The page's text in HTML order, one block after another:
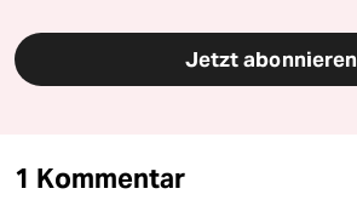
Jetzt abonnieren
1 Kommentar